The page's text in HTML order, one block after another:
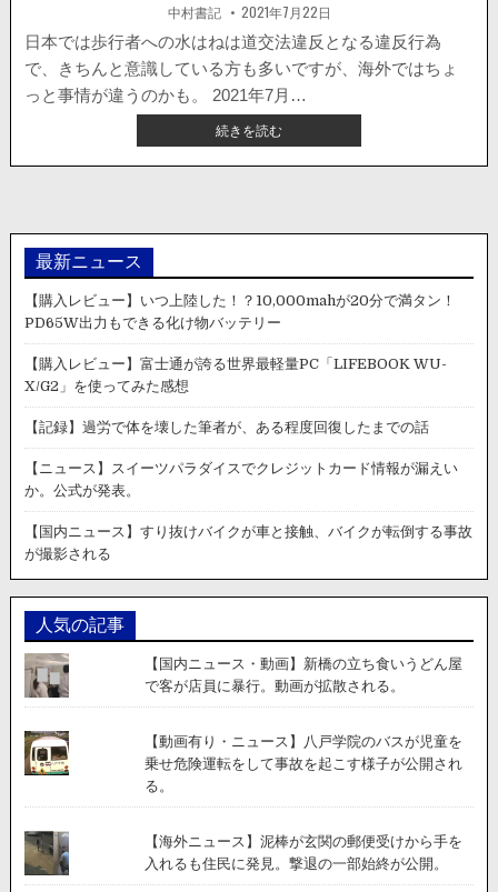
著
者:
中村書記 掲
載
日：
2021年7月22日
日本では歩行者への水はねは道交法違反となる違反行為
で、きちんと意識している方も多いですが、海外ではちょ
っと事情が違うのかも。 2021年7月…
続きを読む【海
外・
動
発
タ？
車
水
は
を
浴
び
な
賢
い
が
に。
最新ニュース
【購入レビュー】いつ上陸した！？10,000mahが20分で満タン！
PD65W出力もできる化け物バッテリー
【購入レビュー】富士通が誇る世界最軽量PC「LIFEBOOK WU-
X/G2」を使ってみた感想
【記録】過労で体を壊した筆者が、ある程度回復したまでの話
【ニュース】スイーツパラダイスでクレジットカード情報が漏えい
か。公式が発表。
【国内ニュース】すり抜けバイクが車と接触、バイクが転倒する事故
が撮影される
人気の記事
【国内ニュース・動画】新橋の立ち食いうどん屋
で客が店員に暴行。動画が拡散される。
【動画有り・ニュース】八戸学院のバスが児童を
乗せ危険運転をして事故を起こす様子が公開され
る。
【海外ニュース】泥棒が玄関の郵便受けから手を
入れるも住民に発見。撃退の一部始終が公開。